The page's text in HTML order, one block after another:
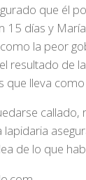
que él
15 días y
la peor
resultado de
que lleva como
callado,
de lo que